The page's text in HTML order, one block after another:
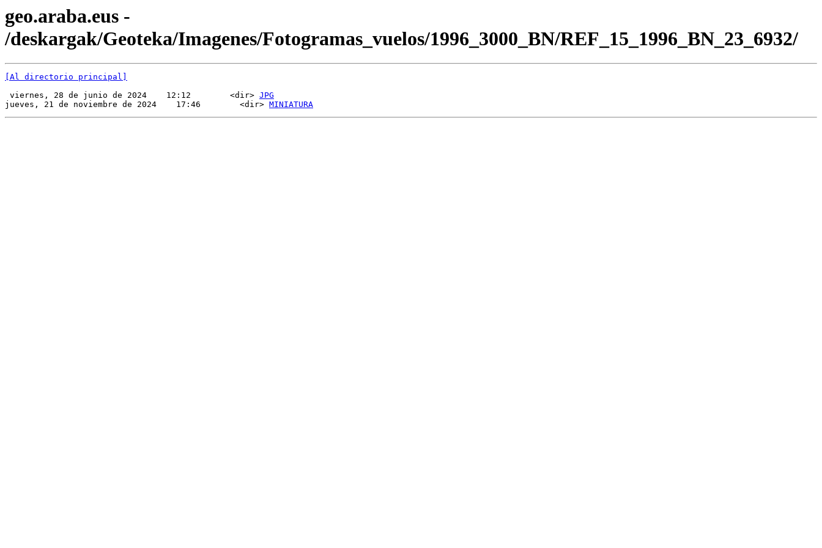
geo.araba.eus -
/deskargak/Geoteka/Imagenes/Fotogramas_vuelos/1996_3000_BN/REF_15_1996_BN_23_6932/
[Al directorio principal]
viernes, 28 de junio de 2024    12:12        <dir> JPG
jueves, 21 de noviembre de 2024    17:46        <dir> MINIATURA